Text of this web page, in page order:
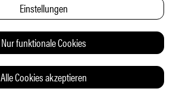
Einstellungen
Nur funktionale Cookies
Alle Cookies akzeptieren